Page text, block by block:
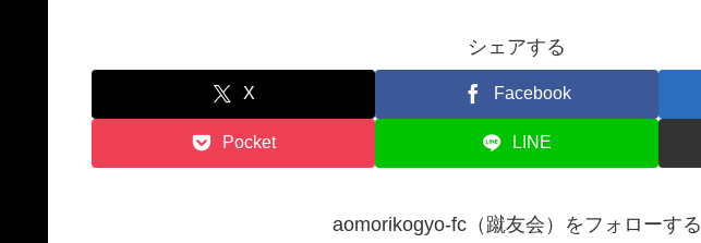
シェアする
X Facebook
Pocket LINE
aomorikogyo-fc（蹴友会）をフォローする